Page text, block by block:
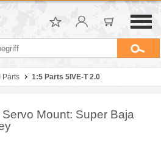
Parts 1:5 Parts 5IVE-T 2.0
Mount: Super Baja